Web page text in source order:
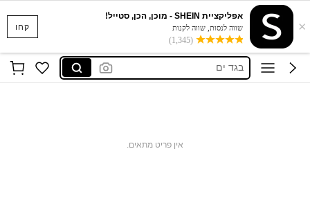
קחו ×
אפליקציית SHEIN - מוכן, הכן, סטייל!
שווה לנסות, שווה לקנות
(1,345)
סקוישים
anewsta שמלות
בגד ים
אין פריט מתאים.